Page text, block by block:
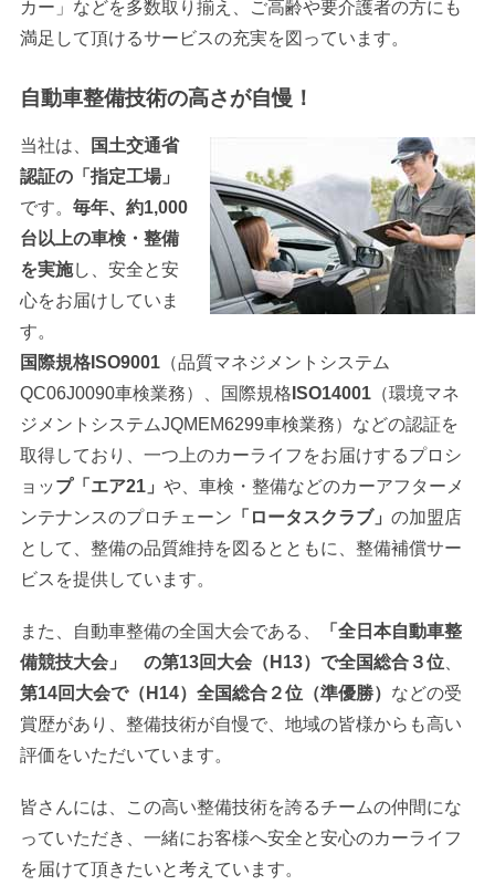
カー」などを多数取り揃え、ご高齢や要介護者の方にも
満足して頂けるサービスの充実を図っています。
自動車整備技術の高さが自慢！
当社は、
国土交通省
認証の「指定工場」
です。 毎年、約1,000
台以上の車検・整備
を実施し、安全と安
心をお届けしていま
す。
国際規格ISO9001 （品質マネジメントシステム
QC06J0090車検業務）、国際規格 ISO14001 （環境マネ
ジメントシステムJQMEM6299車検業務）などの認証を
取得しており、一つ上のカーライフをお届けするプロシ
ョップ「エア21」 や、車検・整備などのカーアフターメ
ンテナンスのプロチェーン 「ロータスクラブ」 の加盟店
として、整備の品質維持を図るとともに、整備補償サー
ビスを提供しています。
また、自動車整備の全国大会である、
「全日本自動車整
備競技大会」 の第13回大会（H13）で全国総合３位
第14回大会で（H14）全国総合２位（準優勝） などの受
賞歴があり、整備技術が自慢で、地域の皆様からも高い
評価をいただいています。
皆さんには、この高い整備技術を誇るチームの仲間にな
っていただき、一緒にお客様へ安全と安心のカーライフ
を届けて頂きたいと考えています。